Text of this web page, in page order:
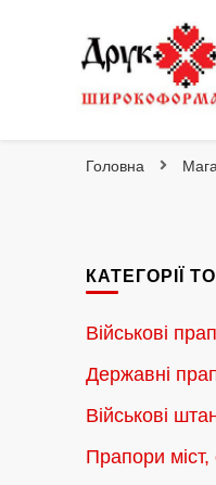
Головна
КАТЕГОРІЇ
Військові
Державні
Військові
Прапори міст,